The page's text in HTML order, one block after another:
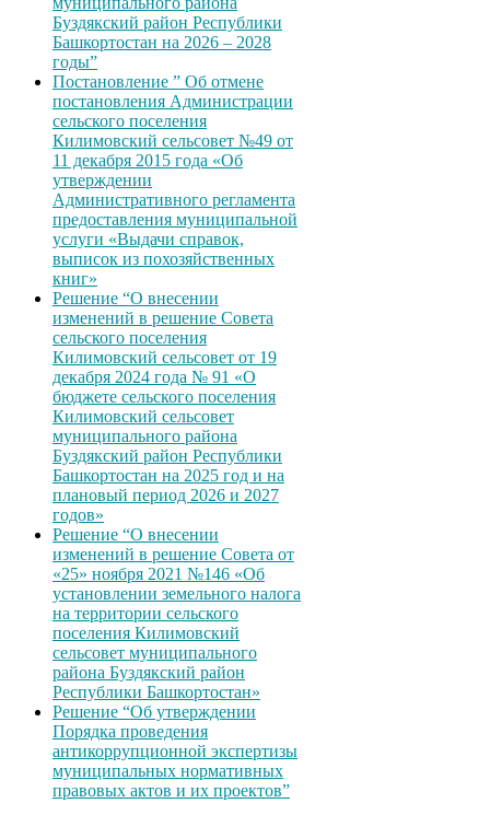
Буздякский район Республики
Башкортостан на 2026 – 2028
годы”
Постановление ” Об отмене
постановления Администрации
сельского поселения
Килимовский сельсовет №49 от
11 декабря 2015 года «Об
утверждении
Административного регламента
предоставления муниципальной
услуги «Выдачи справок,
выписок из похозяйственных
книг»
Решение “О внесении
изменений в решение Совета
сельского поселения
Килимовский сельсовет от 19
декабря 2024 года № 91 «О
бюджете сельского поселения
Килимовский сельсовет
муниципального района
Буздякский район Республики
Башкортостан на 2025 год и на
плановый период 2026 и 2027
годов»
Решение “О внесении
изменений в решение Совета от
«25» ноября 2021 №146 «Об
установлении земельного налога
на территории сельского
поселения Килимовский
сельсовет муниципального
района Буздякский район
Республики Башкортостан»
Решение “Об утверждении
Порядка проведения
антикоррупционной экспертизы
муниципальных нормативных
правовых актов и их проектов”